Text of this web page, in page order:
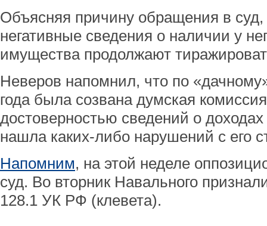
Объясняя причину обращения в
негативные сведения о наличии у
имущества продолжают
Неверов напомнил, что по
года была созвана думская
достоверностью сведений о доходах
нашла каких-либо нарушений с его
Напомним, на этой неделе
суд. Во вторник Навального
128.1 УК РФ (клевета).